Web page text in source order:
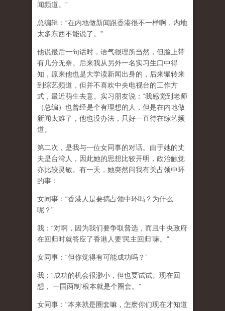
闻频道。”
总编辑：“在内地做新闻跟香港很不一样啊，内地
太多东西不能说了。”
他说最后一句话时，语气很理所当然，但脸上带
有几分无奈。后来我从另外一名实习生口中得
知，原来他也是大学读新闻出身的，后来辗转来
到综艺频道，但并不喜欢中央电视台的工作方
式，最近萌生去意。实习朋友说：“我感觉到老师
（总编）也曾经是个有理想的人，但是在内地做
新闻太难了，他也没办法，只好一直待在综艺频
道。”
第二次，是我与一位女同事的对话。由于她的丈
夫是台湾人，因此她的思想比较开明，政治触觉
亦比较灵敏。有一天，她突然问我有关占领中环
的事：
女同事：“香港人是要搞占领中环吗？为什么
呢？”
我：“对啊，因为我们要争取普选，而且中央政府
在回归时就答应了香港人要‘民主回归’嘛。”
女同事：“但你觉得有可能成功吗？”
我：“成功的机会很渺小，但也要试试。现在回
想，‘一国两制’根本就是个圈套。”
女同事：“本来就是圈套嘛，怎麽你们现在才知道